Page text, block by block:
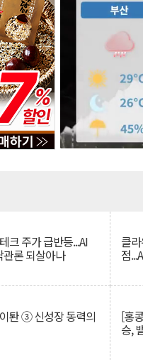
크 주가 급반등...AI
론 되살아나
클
점
퇀 ③ 신성장 동력의 [홍
승,